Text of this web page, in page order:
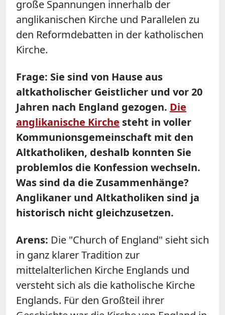
große Spannungen innerhalb der
anglikanischen Kirche und Parallelen zu
den Reformdebatten in der katholischen
Kirche.
Frage: Sie sind von Hause aus
altkatholischer Geistlicher und vor 20
Jahren nach England gezogen. Die
anglikanische Kirche steht in voller
Kommunionsgemeinschaft mit den
Altkatholiken, deshalb konnten Sie
problemlos die Konfession wechseln.
Was sind da die Zusammenhänge?
Anglikaner und Altkatholiken sind ja
historisch nicht gleichzusetzen.
Arens: Die "Church of England" sieht sich
in ganz klarer Tradition zur
mittelalterlichen Kirche Englands und
versteht sich als die katholische Kirche
Englands. Für den Großteil ihrer